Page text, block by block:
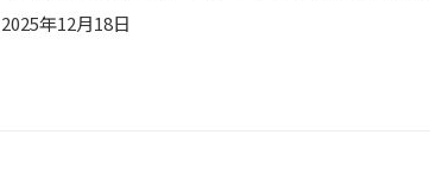
2025年12月18日